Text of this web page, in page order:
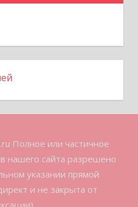
Полное или частичное
нашего сайта разрешено
указании прямой
и не закрыта от